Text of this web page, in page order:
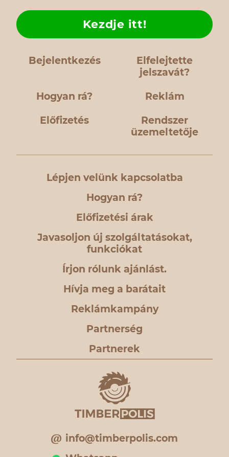
Bejelentkezés
Elfelejtette
jelszavát?
Hogyan rá?
Kezdje itt!
Reklám
Előfizetés
Rendszer
üzemeltetője
Lépjen velünk kapcsolatba
Hogyan rá?
Előfizetési árak
Javasoljon új szolgáltatásokat,
funkciókat
Írjon rólunk ajánlást.
Hívja meg a barátait
Reklámkampány
Partnerség
Partnerek
info@timberpolis.com